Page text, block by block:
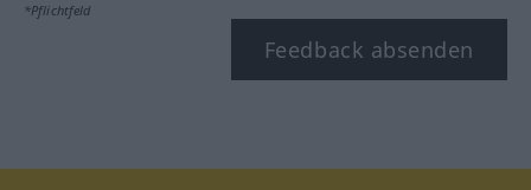
*Pflichtfeld
Feedback absenden